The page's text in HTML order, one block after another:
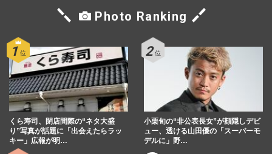
Photo Ranking
くら寿司、閉店間際の“ネタ大盛
り”写真が話題に「出会えたらラッ
キー」広報が明…
小栗旬の“非公表長女”が顔隠しデビ
ュー、透ける山田優の「スーパーモ
デルに」野…